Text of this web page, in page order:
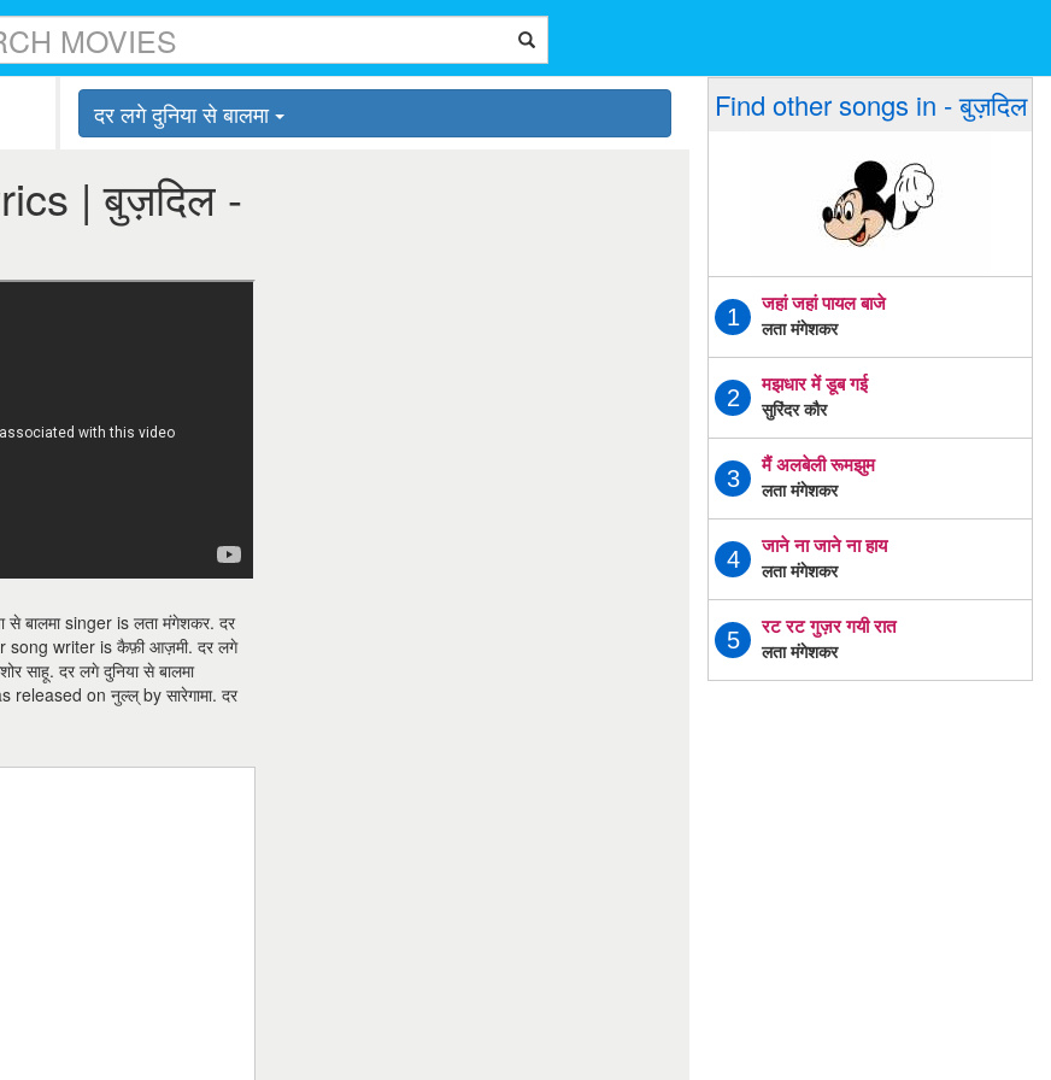
दर लगे दुनिया से बालमा
| बुज़दिल -
बालमा singer is लता मंगेशकर. दर
song writer is कैफ़ी आज़मी. दर लगे
साहू. दर लगे दुनिया से बालमा
on नुल्ल् by सारेगामा. दर
Find other songs in - बुज़दिल
1
जहां जहां पायल बाजे
लता मंगेशकर
2
मझधार में डूब गई
सुरिंदर कौर
3
मैं अलबेली रूमझुम
लता मंगेशकर
4
जाने ना जाने ना हाय
लता मंगेशकर
5
रट रट गुज़र गयी रात
लता मंगेशकर